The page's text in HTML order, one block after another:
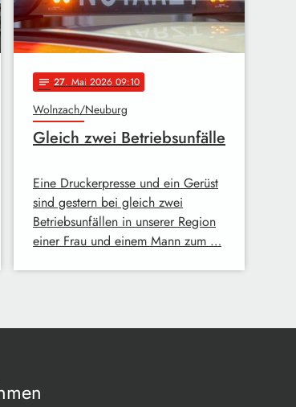
notes 27. Mai 2026 09:10
Wolnzach/Neuburg
Gleich zwei Betriebsunfälle
Eine Druckerpresse und ein Gerüst
sind gestern bei gleich zwei
Betriebsunfällen in unserer Region
einer Frau und einem Mann zum …